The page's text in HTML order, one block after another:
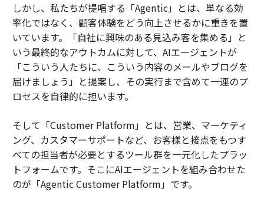
エウレン氏はこれを契約理論とインセンティブ設計に直
接結びつける。「契約理論では、合理的な企業は最も認
証できることを行います」とエウレン氏は私に語った。
「それ以外はすべて、パートナーシップ、調達、または
アウトソーシングされます。企業は証明できる仕事を行
います。彼らは商業的成果からシニアの判断を奪う仕事
をアウトソーシングします」
この傾向は今、最大手のコンサルティング企業とそのク
ライアントの両方で同時に展開されている。ジュニアや
バックオフィススタッフが見習いの一環として調整作業
を吸収する代わりに、タスクはワークフローの確実性と
コンプライアンスを専門とするオーケストレーションプ
しかし、私たちが提唱する「Agentic」とは、単なる効
率化ではなく、顧客体験をどう向上させるかに重きを置
いています。「自社に興味のある見込み客を集める」と
いう最終的なアウトカムに対して、AIエージェントが
「こういう人たちに、こういう内容のメールやブログを
届けましょう」と提案し、その実行まで含めて一連のプ
ロセスを自律的に担います。
そして「Customer Platform」とは、営業、マーケティ
ング、カスタマーサポートなど、お客様と接点をもつす
べての担当者が必要とするツール群を一元化したプラッ
トフォームです。そこにAIエージェントを組み合わせた
のが「Agentic Customer Platform」です。